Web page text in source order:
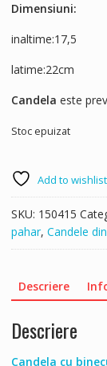
Dimensiuni:
inaltime:17,5
latime:22cm
Candela este
Stoc epuizat
Add to wishlist
SKU: 150415
pahar, Candele
Descriere
Descriere
Candela cu